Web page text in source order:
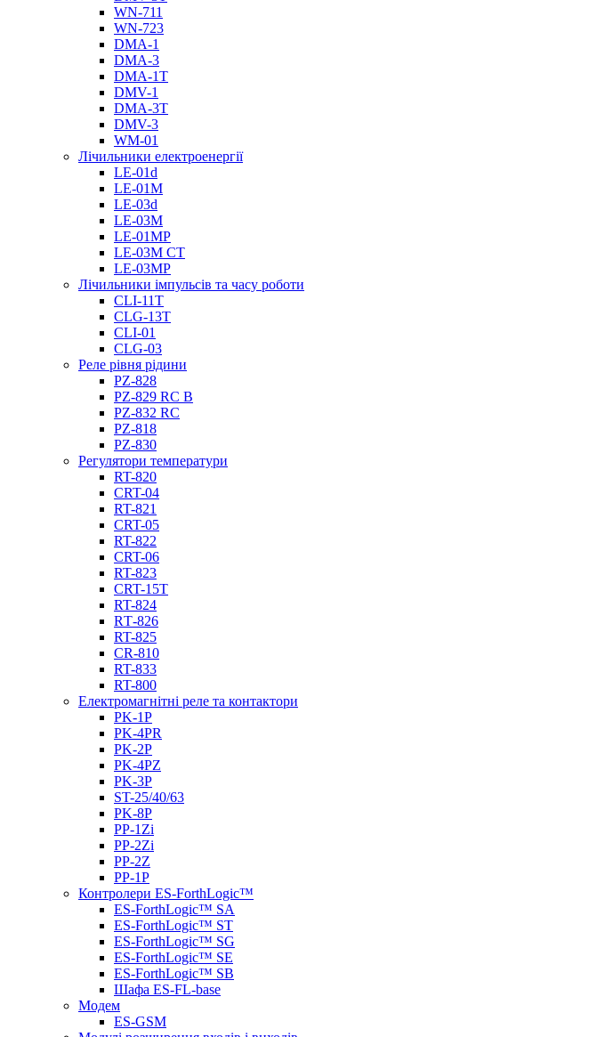
WN-711
WN-723
DMA-1
DMA-3
DMA-1T
DMV-1
DMА-3T
DMV-3
WM-01
Лічильники електроенергії
LE-01d
LE-01M
LE-03d
LE-03M
LE-01MP
LE-03M CT
LE-03MP
Лічильники імпульсів та часу роботи
CLI-11T
CLG-13T
CLI-01
CLG-03
Реле рівня рідини
PZ-828
PZ-829 RC B
PZ-832 RC
PZ-818
PZ-830
Регулятори температури
RT-820
CRT-04
RT-821
CRT-05
RT-822
CRT-06
RT-823
CRT-15T
RT-824
RТ-826
RT-825
CR-810
RT-833
RT-800
Електромагнітні реле та контактори
PK-1P
PK-4PR
PK-2Р
PK-4PZ
PK-3Р
ST-25/40/63
PK-8P
PP-1Zi
PP-2Zi
PP-2Z
PP-1P
Контролери ES-ForthLogic™
ES-ForthLogic™ SА
ES-ForthLogic™ SТ
ES-ForthLogic™ SG
ES-ForthLogic™ SE
ES-ForthLogic™ SB
Шафа ES-FL-base
Модем
ES-GSM